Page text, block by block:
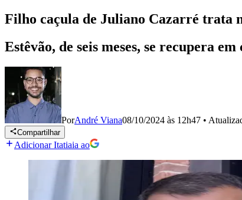
Filho caçula de Juliano Cazarré trata
Estêvão, de seis meses, se recupera em
PorAndré Viana08/10/2024 às 12h47 •
Compartilhar
Adicionar Itatiaia ao